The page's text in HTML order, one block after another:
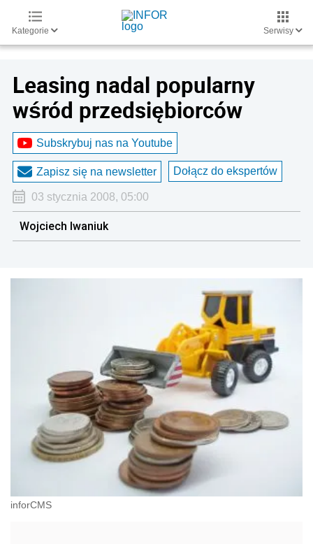
Kategorie Serwisy
Leasing nadal popularny
wśród przedsiębiorców
Subskrybuj nas na Youtube
Zapisz się na newsletter Dołącz do ekspertów
03 stycznia 2008, 05:00
Wojciech Iwaniuk
inforCMS